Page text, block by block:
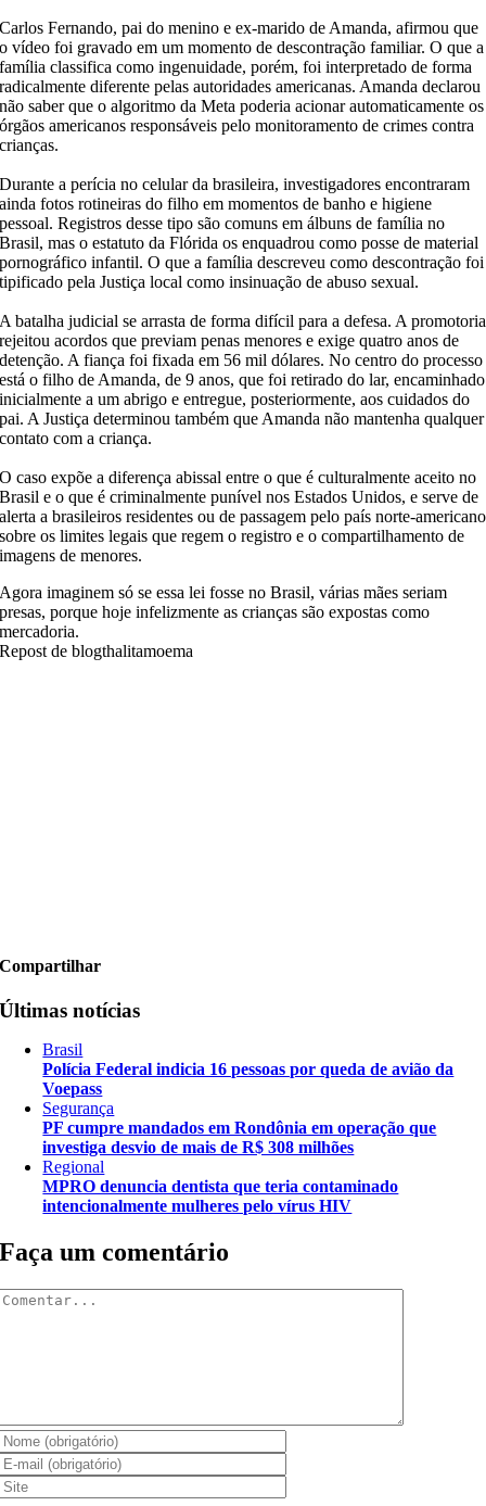
Carlos Fernando, pai do menino e ex-marido de Amanda, afirmou que
o vídeo foi gravado em um momento de descontração familiar. O que a
família classifica como ingenuidade, porém, foi interpretado de forma
radicalmente diferente pelas autoridades americanas. Amanda declarou
não saber que o algoritmo da Meta poderia acionar automaticamente os
órgãos americanos responsáveis pelo monitoramento de crimes contra
crianças.
Durante a perícia no celular da brasileira, investigadores encontraram
ainda fotos rotineiras do filho em momentos de banho e higiene
pessoal. Registros desse tipo são comuns em álbuns de família no
Brasil, mas o estatuto da Flórida os enquadrou como posse de material
pornográfico infantil. O que a família descreveu como descontração foi
tipificado pela Justiça local como insinuação de abuso sexual.
A batalha judicial se arrasta de forma difícil para a defesa. A promotoria
rejeitou acordos que previam penas menores e exige quatro anos de
detenção. A fiança foi fixada em 56 mil dólares. No centro do processo
está o filho de Amanda, de 9 anos, que foi retirado do lar, encaminhado
inicialmente a um abrigo e entregue, posteriormente, aos cuidados do
pai. A Justiça determinou também que Amanda não mantenha qualquer
contato com a criança.
O caso expõe a diferença abissal entre o que é culturalmente aceito no
Brasil e o que é criminalmente punível nos Estados Unidos, e serve de
alerta a brasileiros residentes ou de passagem pelo país norte-americano
sobre os limites legais que regem o registro e o compartilhamento de
imagens de menores.
Agora imaginem só se essa lei fosse no Brasil, várias mães seriam
presas, porque hoje infelizmente as crianças são expostas como
mercadoria.
Repost de blogthalitamoema
Compartilhar
Últimas notícias
Brasil
Polícia Federal indicia 16 pessoas por queda de avião da
Voepass
Segurança
PF cumpre mandados em Rondônia em operação que
investiga desvio de mais de R$ 308 milhões
Regional
MPRO denuncia dentista que teria contaminado
intencionalmente mulheres pelo vírus HIV
Faça um comentário